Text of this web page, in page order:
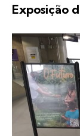
Exposição